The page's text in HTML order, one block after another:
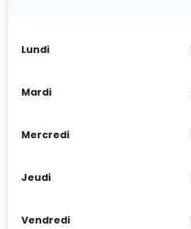
Lundi
Mardi
Mercredi
Jeudi
Vendredi